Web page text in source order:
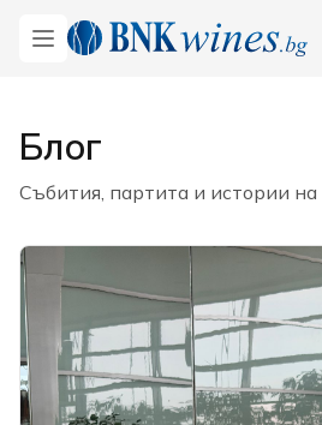
Open menu
BNKWines.bg
Блог
Събития, партита и истории на